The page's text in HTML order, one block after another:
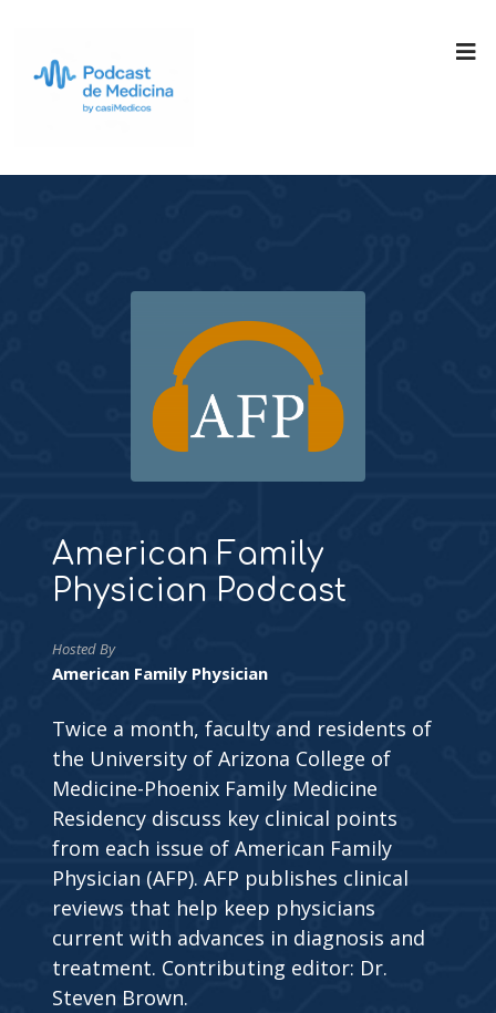
American Family
Physician Podcast
Hosted By
American Family Physician
Twice a month, faculty and residents of
the University of Arizona College of
Medicine-Phoenix Family Medicine
Residency discuss key clinical points
from each issue of American Family
Physician (AFP). AFP publishes clinical
reviews that help keep physicians
current with advances in diagnosis and
treatment. Contributing editor: Dr.
Steven Brown.